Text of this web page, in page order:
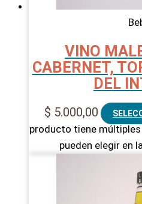
VINO
CABERNET,
DEL
$ 5.000,00
producto tiene
pueden elegir en